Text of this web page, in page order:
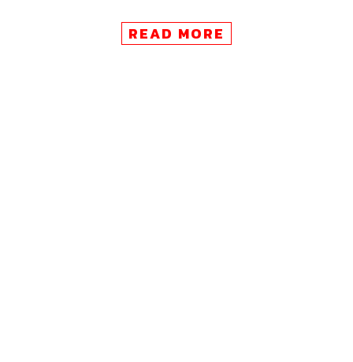
เชียงราย อุทกภัย
การประปาส่วนภูมิภาค
น้ำท่วมเชียงราย
READ MORE